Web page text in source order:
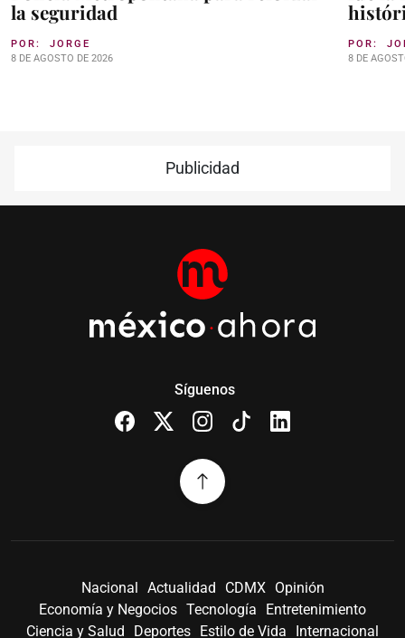
la seguridad
POR: JORGE
8 DE AGOSTO DE 2026
POR:
8 DE
Publicidad
Síguenos
Nacional Actualidad CDMX
Opinión
Economía y Negocios Tecnología
Entretenimiento
Ciencia y Salud
Deportes Estilo de Vida Internacional